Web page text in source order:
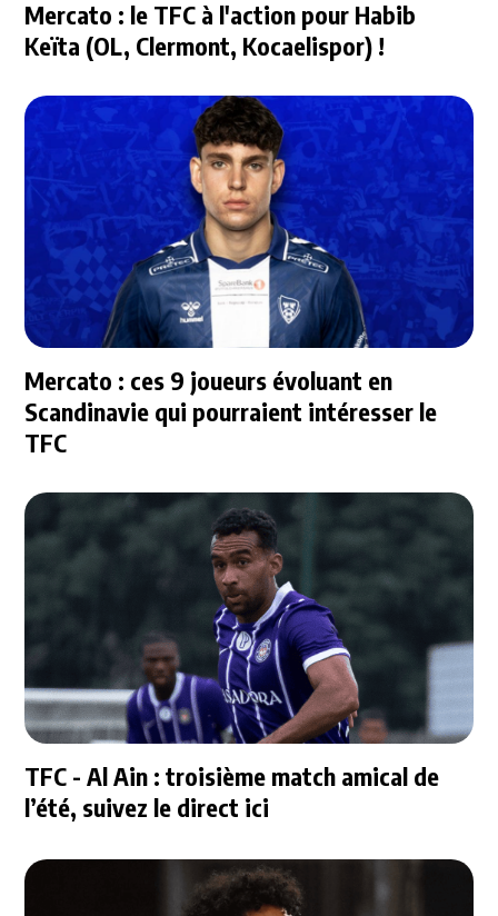
Mercato : le TFC à l'action pour Habib
Keïta (OL, Clermont, Kocaelispor) !
Mercato : ces 9 joueurs évoluant en
Scandinavie qui pourraient intéresser le
TFC
TFC - Al Ain : troisième match amical de
l’été, suivez le direct ici